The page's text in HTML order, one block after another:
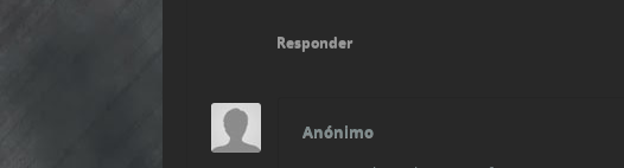
Responder
Anónimo